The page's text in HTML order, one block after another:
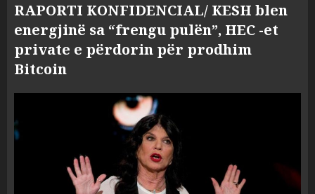
RAPORTI KONFIDENCIAL/ KESH blen
energjinë sa “frengu pulën”, HEC -et
private e përdorin për prodhim
Bitcoin